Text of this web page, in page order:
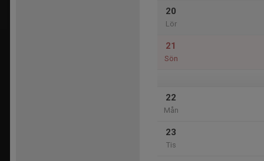
20
Lör
21
Sön
22
Mån
23
Tis